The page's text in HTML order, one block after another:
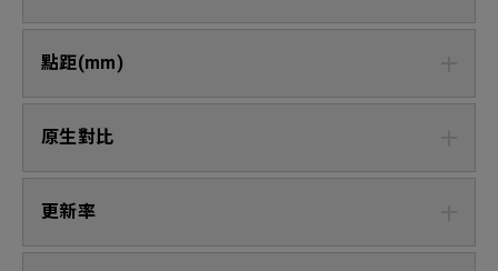
點距(mm)
原生對比
更新率